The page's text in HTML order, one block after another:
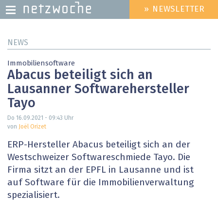
zum
HEADER
MENU
» NEWSLETTER
NEWS
Immobiliensoftware
Abacus beteiligt sich an
Lausanner Softwarehersteller
Tayo
Do 16.09.2021 - 09:43 Uhr
von
Joël Orizet
ERP-Hersteller Abacus beteiligt sich an der
Westschweizer Softwareschmiede Tayo. Die
Firma sitzt an der EPFL in Lausanne und ist
auf Software für die Immobilienverwaltung
spezialisiert.